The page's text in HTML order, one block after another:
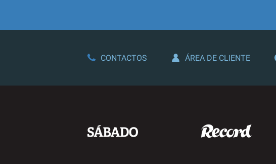
CONTACTOS ÁREA DE CLIENTE